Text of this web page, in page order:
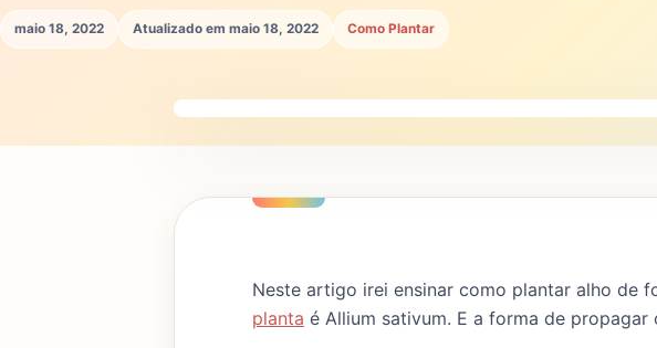
maio 18, 2022 Atualizado em maio 18, 2022 Como Plantar
Neste artigo irei ensinar como plantar alho de
planta é Allium sativum. E a forma de